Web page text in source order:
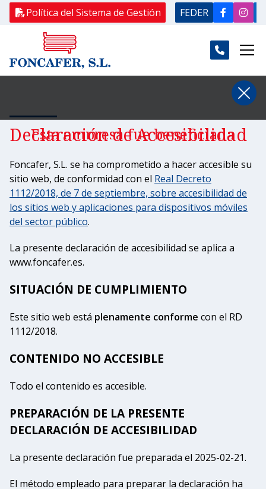
Política del Sistema de Gestión FEDER
Esta empresa fue beneficiada
Declaración de Accesibilidad
Foncafer, S.L. se ha comprometido a hacer accesible su
sitio web, de conformidad con el Real Decreto
1112/2018, de 7 de septiembre, sobre accesibilidad de
los sitios web y aplicaciones para dispositivos móviles
del sector público.
La presente declaración de accesibilidad se aplica a
www.foncafer.es.
SITUACIÓN DE CUMPLIMIENTO
Este sitio web está plenamente conforme con el RD
1112/2018.
CONTENIDO NO ACCESIBLE
Todo el contenido es accesible.
PREPARACIÓN DE LA PRESENTE
DECLARACIÓN DE ACCESIBILIDAD
La presente declaración fue preparada el 2025-02-21.
El método empleado para preparar la declaración ha